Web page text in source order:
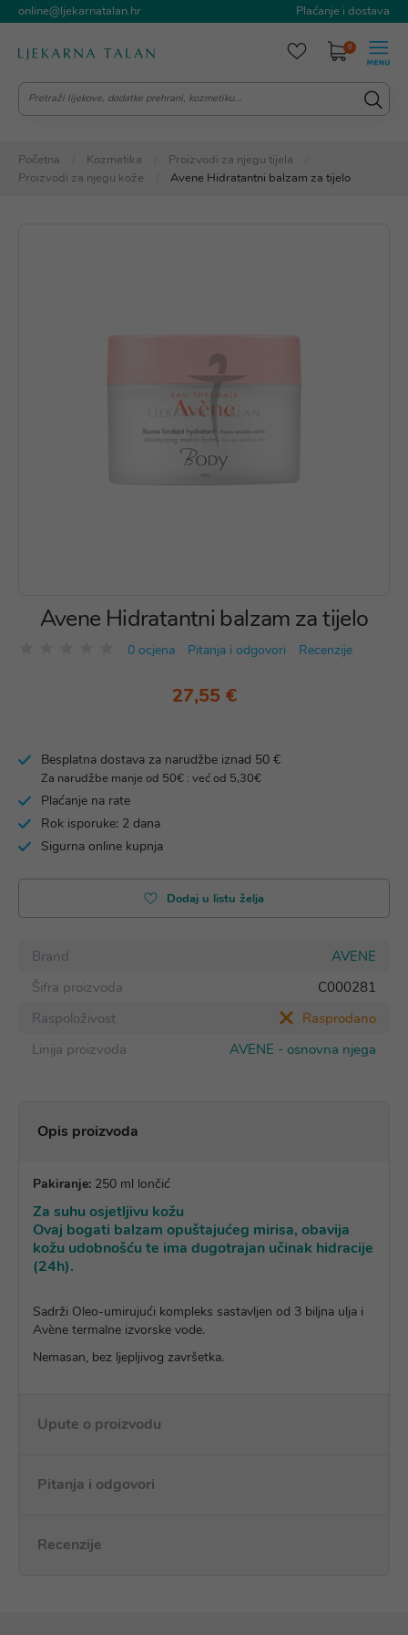
online@ljekarnatalan.hr Plaćanje i dostava
0
Početna Kozmetika
Proizvodi za njegu tijela
Proizvodi za njegu kože
Avene Hidratantni balzam za tijelo
Avene Hidratantni balzam za tijelo
0 ocjena Pitanja i odgovori Recenzije
27,55 €
Besplatna dostava za narudžbe iznad 50 €
Za narudžbe manje od 50€ : već od 5,30€
Plaćanje na rate
Rok isporuke: 2 dana
Sigurna online kupnja
Dodaj u listu želja
Brand
AVENE
Šifra proizvoda
C000281
Raspoloživost
Rasprodano
Linija proizvoda
AVENE - osnovna njega
Opis proizvoda
Pakiranje: 250 ml lončić
Za suhu osjetljivu kožu
Ovaj bogati balzam opuštajućeg mirisa, obavija
kožu udobnošću te ima dugotrajan učinak hidracije
(24h).
Sadrži Oleo-umirujući kompleks sastavljen od 3 biljna ulja i
Avène termalne izvorske vode.
Nemasan, bez ljepljivog završetka.
Upute o proizvodu
Pitanja i odgovori
Recenzije